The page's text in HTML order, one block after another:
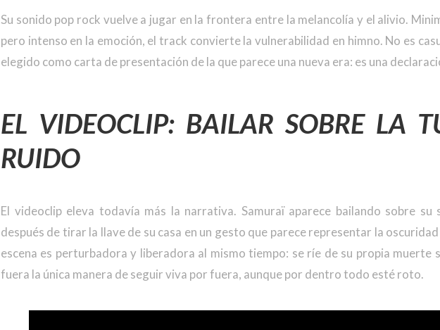
Su sonido pop rock vuelve a jugar en la frontera entre la melancolía y el alivio.
pero intenso en la emoción, el track convierte la vulnerabilidad en himno. No es
elegido como carta de presentación de la que parece una nueva era: es una
EL VIDEOCLIP: BAILAR SOBRE LA
RUIDO
El videoclip eleva todavía más la narrativa. Samuraï aparece bailando sobre su
después de tirar la llave de su casa en un gesto que parece representar la
escena es perturbadora y liberadora al mismo tiempo: se ríe de su propia muerte
fuera la única manera de seguir viva por fuera, aunque por dentro todo esté roto.